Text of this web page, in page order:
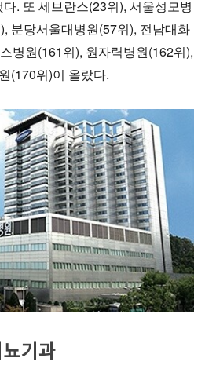
. 또 세브란스(23위), 서울성모병
분당서울대병원(57위), 전남대화
병원(161위), 원자력병원(162위),
(170위)이 올랐다.
뇨기과